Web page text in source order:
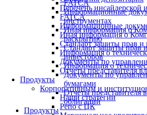
Перечень инсайдерской
FATCA
Информационные
Иная информация о
Стандарт защиты прав и
Информация о
Документы по
Отчеты представителя
Продукты
Корпоративным и
Наши стратегии
Репо с ЦК
FATCA
Информационные
инструментах
Иная информация о
раскрытию
Стандарт защиты прав
инвесторов
Информация о
Документы по
бумагами
Отчеты представителя
облигаций
Продукты